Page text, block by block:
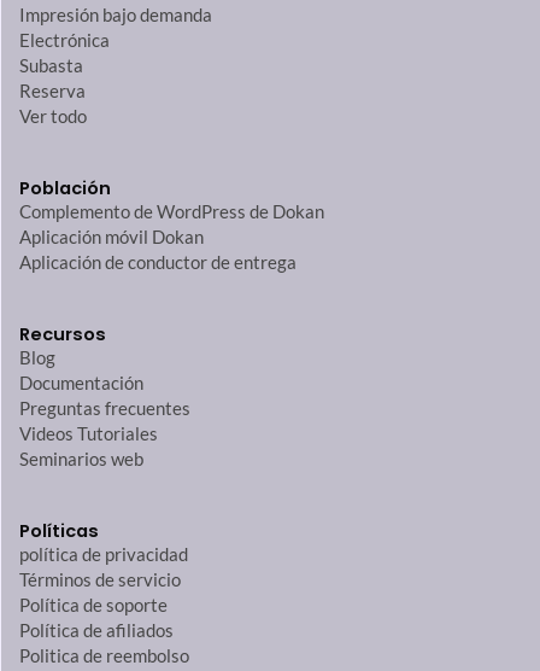
Impresión bajo demanda
Electrónica
Subasta
Reserva
Ver todo
Población
Complemento de WordPress de Dokan
Aplicación móvil Dokan
Aplicación de conductor de entrega
Recursos
Blog
Documentación
Preguntas frecuentes
Videos Tutoriales
Seminarios web
Políticas
política de privacidad
Términos de servicio
Política de soporte
Política de afiliados
Politica de reembolso